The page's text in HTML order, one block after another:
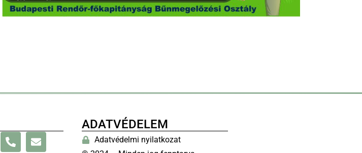
ADATVÉDELEM
Adatvédelmi nyilatkozat